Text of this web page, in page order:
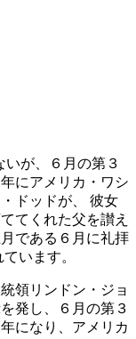
が、６月の第３
にアメリカ・ワシ
ドッドが、 彼女
てくれた父を讃え
である６月に礼拝
います。
領リンドン・ジョ
発し、６月の第３
になり、アメリカ